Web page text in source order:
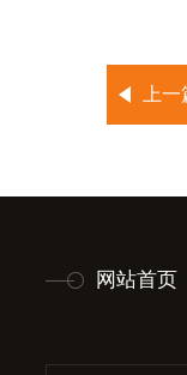
上
网站首页